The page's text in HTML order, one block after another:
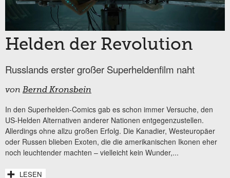
Helden der Revolution
Russlands erster großer Superheldenfilm naht
von Bernd Kronsbein
In den Superhelden-Comics gab es schon immer Versuche, den
US-Helden Alternativen anderer Nationen entgegenzustellen.
Allerdings ohne allzu großen Erfolg. Die Kanadier, Westeuropäer
oder Russen blieben Exoten, die die amerikanischen Ikonen eher
noch leuchtender machten – vielleicht kein Wunder,...
LESEN